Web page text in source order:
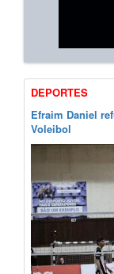
DEPORTES
Efraim Daniel
Voleibol